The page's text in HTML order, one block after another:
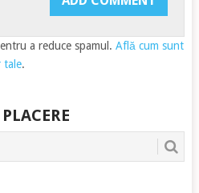
a reduce spamul. Află cum sunt
tale.